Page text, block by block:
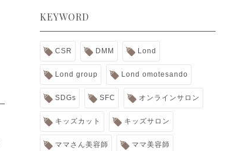
KEYWORD
CSR DMM Lond
Lond group Lond omotesando
SDGs SFC オンラインサロン
キッズカット キッズサロン
ママさん美容師 ママ美容師